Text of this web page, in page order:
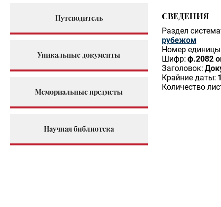
Путеводитель
Уникальные документы
Мемориальные предметы
Научная библиотека
СВЕДЕНИЯ
Раздел
рубежом
Номер единицы
Шифр: ф.2082
Заголовок:
Крайние даты:
Количество